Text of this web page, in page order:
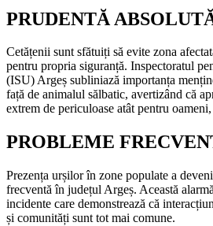
PRUDENTĂ
Cetățenii sunt sfătuiți să evite zona
pentru propria siguranță. Inspectoratul
(ISU) Argeș subliniază importanța
față de animalul sălbatic, avertizând că
extrem de periculoase atât pentru
PROBLEME
Prezența urșilor în zone populate a
frecventă în județul Argeș. Această
incidente care demonstrează că
și comunități sunt tot mai comune.